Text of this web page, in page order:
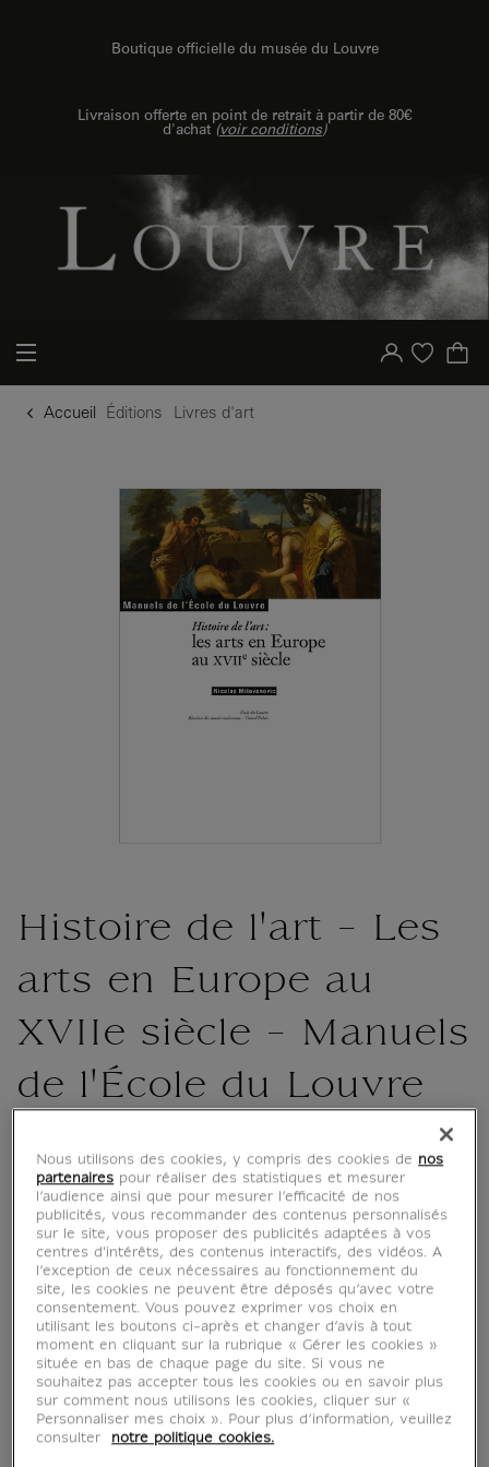
Boutique officielle du musée du Louvre
Livraison offerte en point de retrait à partir de 80€
d'achat (voir conditions)
Votre compte
Liste d'achat
Accueil Éditions Livres d'art
Histoire de l'art - Les
arts en Europe au
XVIIe siècle - Manuels
de l'École du Louvre
« Grand Siècle » en France, « Siècle d'or »
aux Pays-Bas et en Espagne... le XVIIe siècle
est en Europe un moment d'extraordinaire
floraison artistique.
Dans un contexte de controverse religieuse,
alors que la guerre est presque continuelle
dans un continent qui se reconfigure, l'époque
est marquée par...
Lire la suite
Nous utilisons des cookies, y compris des cookies de nos
partenaires pour réaliser des statistiques et mesurer
l’audience ainsi que pour mesurer l’efficacité de nos
publicités, vous recommander des contenus personnalisés
sur le site, vous proposer des publicités adaptées à vos
centres d'intérêts, des contenus interactifs, des vidéos. A
l’exception de ceux nécessaires au fonctionnement du
site, les cookies ne peuvent être déposés qu’avec votre
consentement. Vous pouvez exprimer vos choix en
utilisant les boutons ci-après et changer d’avis à tout
moment en cliquant sur la rubrique « Gérer les cookies »
située en bas de chaque page du site. Si vous ne
souhaitez pas accepter tous les cookies ou en savoir plus
sur comment nous utilisons les cookies, cliquer sur «
Personnaliser mes choix ». Pour plus d’information, veuillez
consulter
notre politique cookies.